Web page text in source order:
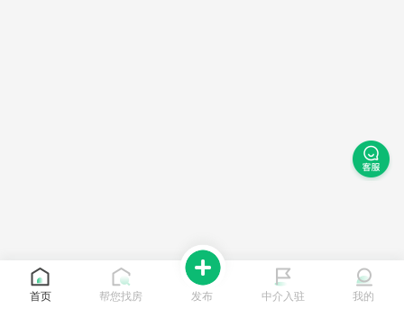
首页 帮您找房 发布 中介入驻 我的